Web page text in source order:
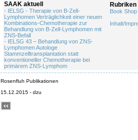
SAAK aktuell
- IELSG - Therapie von B-Zell-
Lymphomen Verträglichkeit einer neuen
Kombinations-Chemotherapie zur
Behandlung von B-Zell-Lymphomen mit
ZNS-Befall
- IELSG 43 – Behandlung von ZNS-
Lymphomen Autologe
Stammzelltransplantation statt
konventioneller Chemotherapie bei
primärem ZNS-Lymphom
Rubriken
Book Shop
Inhalt/
Rosenfluh Publikationen
15.12.2015 - dzu